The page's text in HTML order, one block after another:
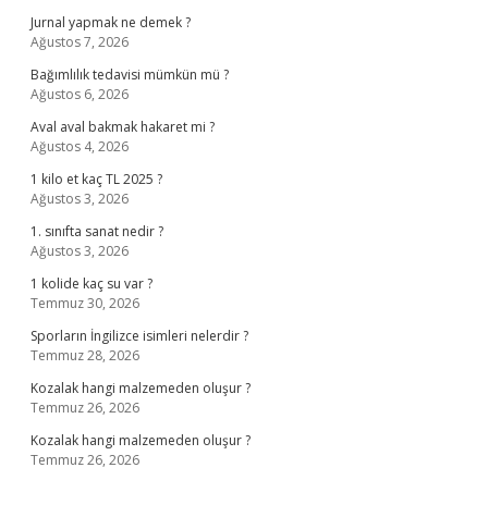
Jurnal yapmak ne demek ?
Ağustos 7, 2026
Bağımlılık tedavisi mümkün mü ?
Ağustos 6, 2026
Aval aval bakmak hakaret mi ?
Ağustos 4, 2026
1 kilo et kaç TL 2025 ?
Ağustos 3, 2026
1. sınıfta sanat nedir ?
Ağustos 3, 2026
1 kolide kaç su var ?
Temmuz 30, 2026
Sporların İngilizce isimleri nelerdir ?
Temmuz 28, 2026
Kozalak hangi malzemeden oluşur ?
Temmuz 26, 2026
Kozalak hangi malzemeden oluşur ?
Temmuz 26, 2026